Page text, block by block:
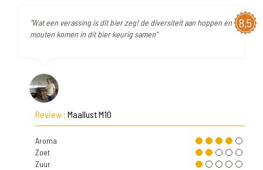
8,5
"Wat een verassing is dit bier zeg! de diversiteit aan hoppen en
mouten komen in dit bier keurig samen"
Review : Maallust M10
Aroma
Zoet
Zuur